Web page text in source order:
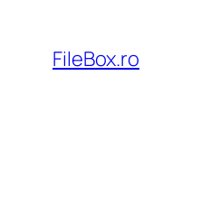
content
FileBox.ro